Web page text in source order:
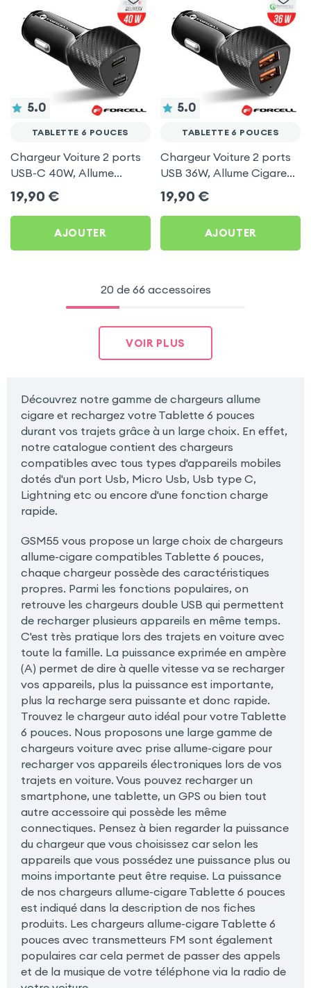
5.0
TABLETTE 6 POUCES
Chargeur Voiture 2 ports
USB-C 40W, Allume
Cigare avec Finition
Carbone pour Tablette 6
pouces
19,90 €
AJOUTER
5.0
TABLETTE 6 POUCES
Chargeur Voiture 2 ports
USB 36W, Allume Cigare
avec Finition Carbone
pour Tablette 6 pouces
19,90 €
AJOUTER
20 de 66 accessoires
VOIR PLUS
Découvrez notre gamme de chargeurs allume
cigare et rechargez votre Tablette 6 pouces
durant vos trajets grâce à un large choix. En effet,
notre catalogue contient des chargeurs
compatibles avec tous types d'appareils mobiles
dotés d'un port Usb, Micro Usb, Usb type C,
Lightning etc ou encore d'une fonction charge
rapide.
GSM55 vous propose un large choix de chargeurs
allume-cigare compatibles Tablette 6 pouces,
chaque chargeur possède des caractéristiques
propres. Parmi les fonctions populaires, on
retrouve les chargeurs double USB qui permettent
de recharger plusieurs appareils en même temps.
C'est très pratique lors des trajets en voiture avec
toute la famille. La puissance exprimée en ampère
(A) permet de dire à quelle vitesse va se recharger
vos appareils, plus la puissance est importante,
plus la recharge sera puissante et donc rapide.
Trouvez le chargeur auto idéal pour votre Tablette
6 pouces. Nous proposons une large gamme de
chargeurs voiture avec prise allume-cigare pour
recharger vos appareils électroniques lors de vos
trajets en voiture. Vous pouvez recharger un
smartphone, une tablette, un GPS ou bien tout
autre accessoire qui possède les même
connectiques. Pensez à bien regarder la puissance
du chargeur que vous choisissez car selon les
appareils que vous possédez une puissance plus ou
moins importante peut être requise. La puissance
de nos chargeurs allume-cigare Tablette 6 pouces
est indiqué dans la description de nos fiches
produits. Les chargeurs allume-cigare Tablette 6
pouces avec transmetteurs FM sont également
populaires car cela permet de passer des appels
et de la musique de votre téléphone via la radio de